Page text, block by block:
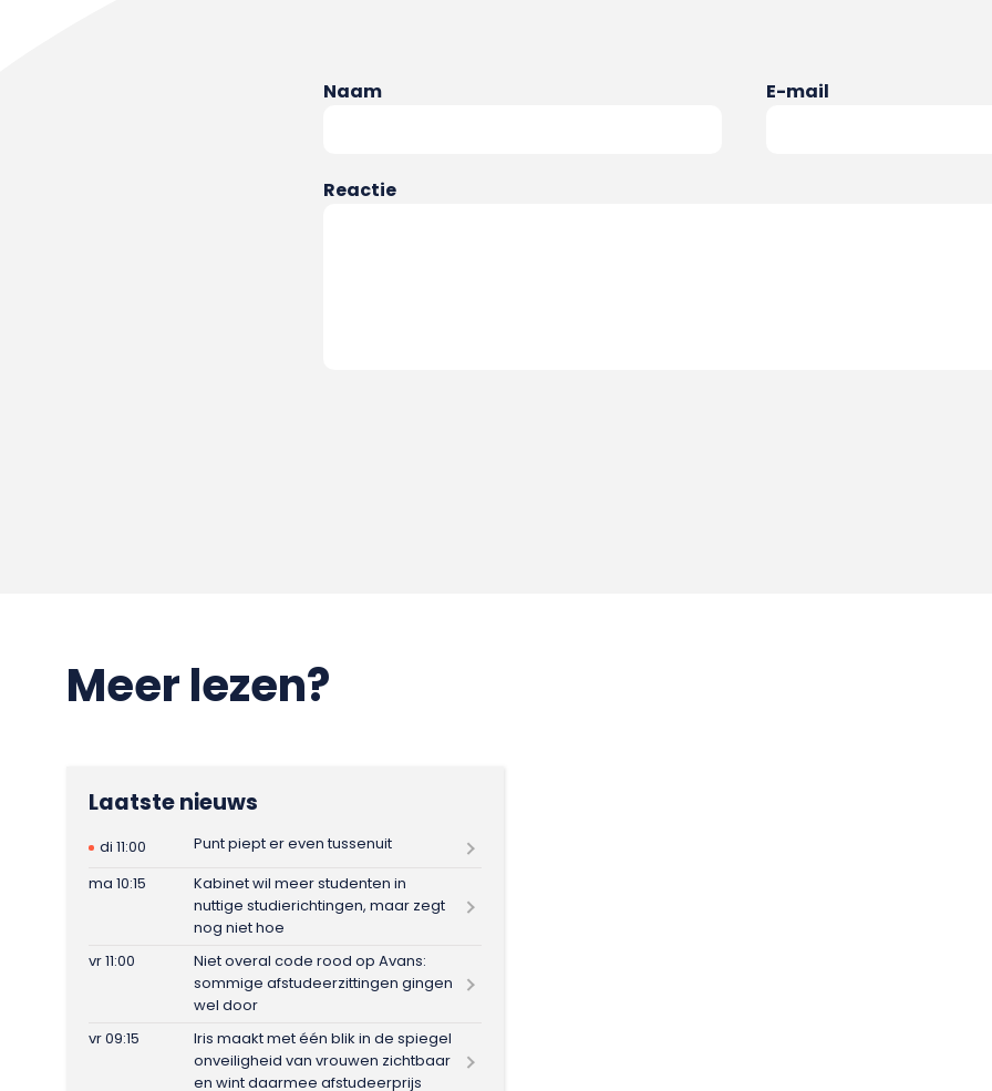
Naam E-mail
Reactie
Meer lezen?
Laatste nieuws
di 11:00
Punt piept er even tussenuit
ma 10:15
Kabinet wil meer studenten in
nuttige studierichtingen, maar zegt
nog niet hoe
vr 11:00
Niet overal code rood op Avans:
sommige afstudeerzittingen gingen
wel door
vr 09:15
Iris maakt met één blik in de spiegel
onveiligheid van vrouwen zichtbaar
en wint daarmee afstudeerprijs